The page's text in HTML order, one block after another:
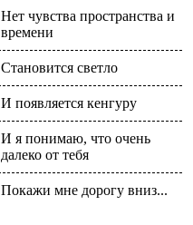
Нет чувства пространства и
времени
Становится светло
И появляется кенгуру
И я понимаю, что очень
далеко от тебя
Покажи мне дорогу вниз...